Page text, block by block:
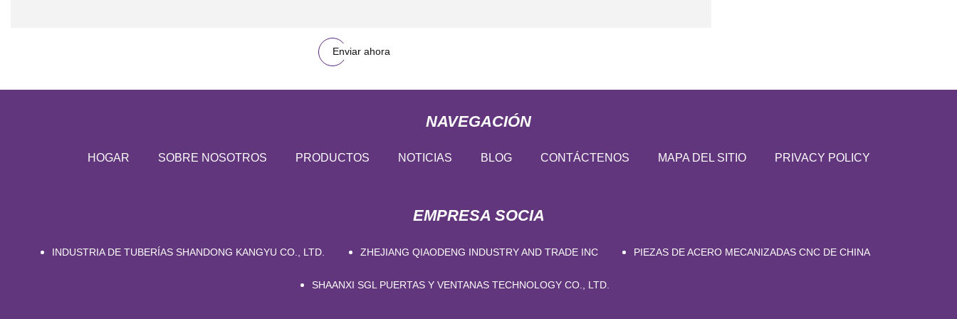
Enviar ahora
NAVEGACIÓN
HOGAR SOBRE NOSOTROS PRODUCTOS NOTICIAS BLOG CONTÁCTENOS MAPA DEL SITIO PRIVACY POLICY
EMPRESA SOCIA
INDUSTRIA DE TUBERÍAS SHANDONG KANGYU CO., LTD. ZHEJIANG QIAODENG INDUSTRY AND TRADE INC PIEZAS DE ACERO MECANIZADAS CNC DE CHINA
SHAANXI SGL PUERTAS Y VENTANAS TECHNOLOGY CO., LTD.